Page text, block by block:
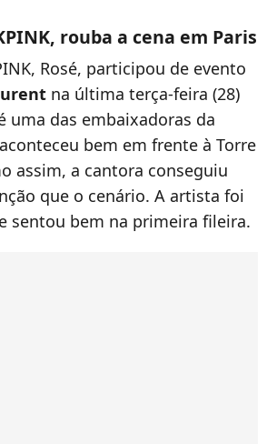
rouba a cena em Paris
Rosé, participou de evento
na última terça-feira (28)
uma das embaixadoras da
bem em frente à Torre
assim, a cantora conseguiu
que o cenário. A artista foi
sentou bem na primeira fileira.